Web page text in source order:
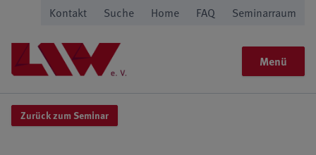
Kontakt Suche Home FAQ Seminarraum
Menü
Zurück zum Seminar